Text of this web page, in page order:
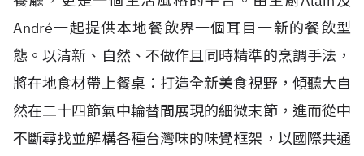
André一起提供本地餐飲界一個耳目一新的餐飲型
態。以清新、自然、不做作且同時精準的烹調手法，
將在地食材帶上餐桌：打造全新美食視野，傾聽大自
然在二十四節氣中輪替間展現的細微末節，進而從中
不斷尋找並解構各種台灣味的味覺框架，以國際共通